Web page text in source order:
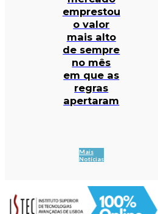
emprestou
o valor
mais alto
de sempre
no mês
em que as
regras
apertaram
Mais
Notícias